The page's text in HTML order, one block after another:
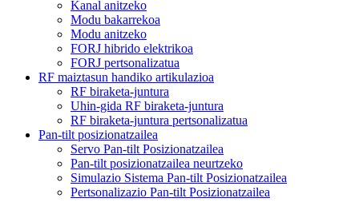
Kanal anitzeko
Modu bakarrekoa
Modu anitzeko
FORJ hibrido elektrikoa
FORJ pertsonalizatua
RF maiztasun handiko artikulazioa
RF biraketa-juntura
Uhin-gida RF biraketa-juntura
RF biraketa-juntura pertsonalizatua
Pan-tilt posizionatzailea
Servo Pan-tilt Posizionatzailea
Pan-tilt posizionatzailea neurtzeko
Simulazio Sistema Pan-tilt Posizionatzailea
Pertsonalizazio Pan-tilt Posizionatzailea